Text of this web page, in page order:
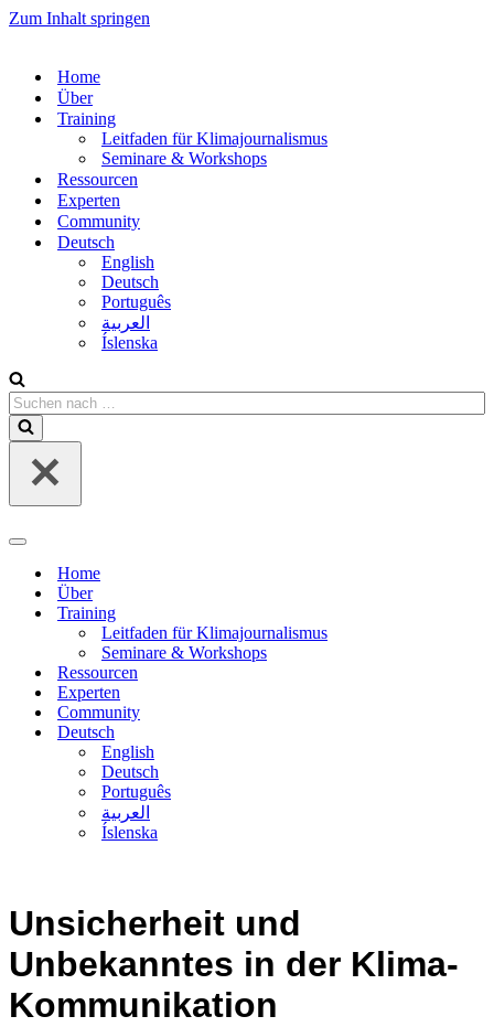
Zum Inhalt springen
Home
Über
Training
Leitfaden für Klimajournalismus
Seminare & Workshops
Ressourcen
Experten
Community
Deutsch
English
Deutsch
Português
العربية
Íslenska
Suchen
nach …
Navigationsmenü
Home
Über
Training
Leitfaden für Klimajournalismus
Seminare & Workshops
Ressourcen
Experten
Community
Deutsch
English
Deutsch
Português
العربية
Íslenska
Unsicherheit und
Unbekanntes in der Klima-
Kommunikation